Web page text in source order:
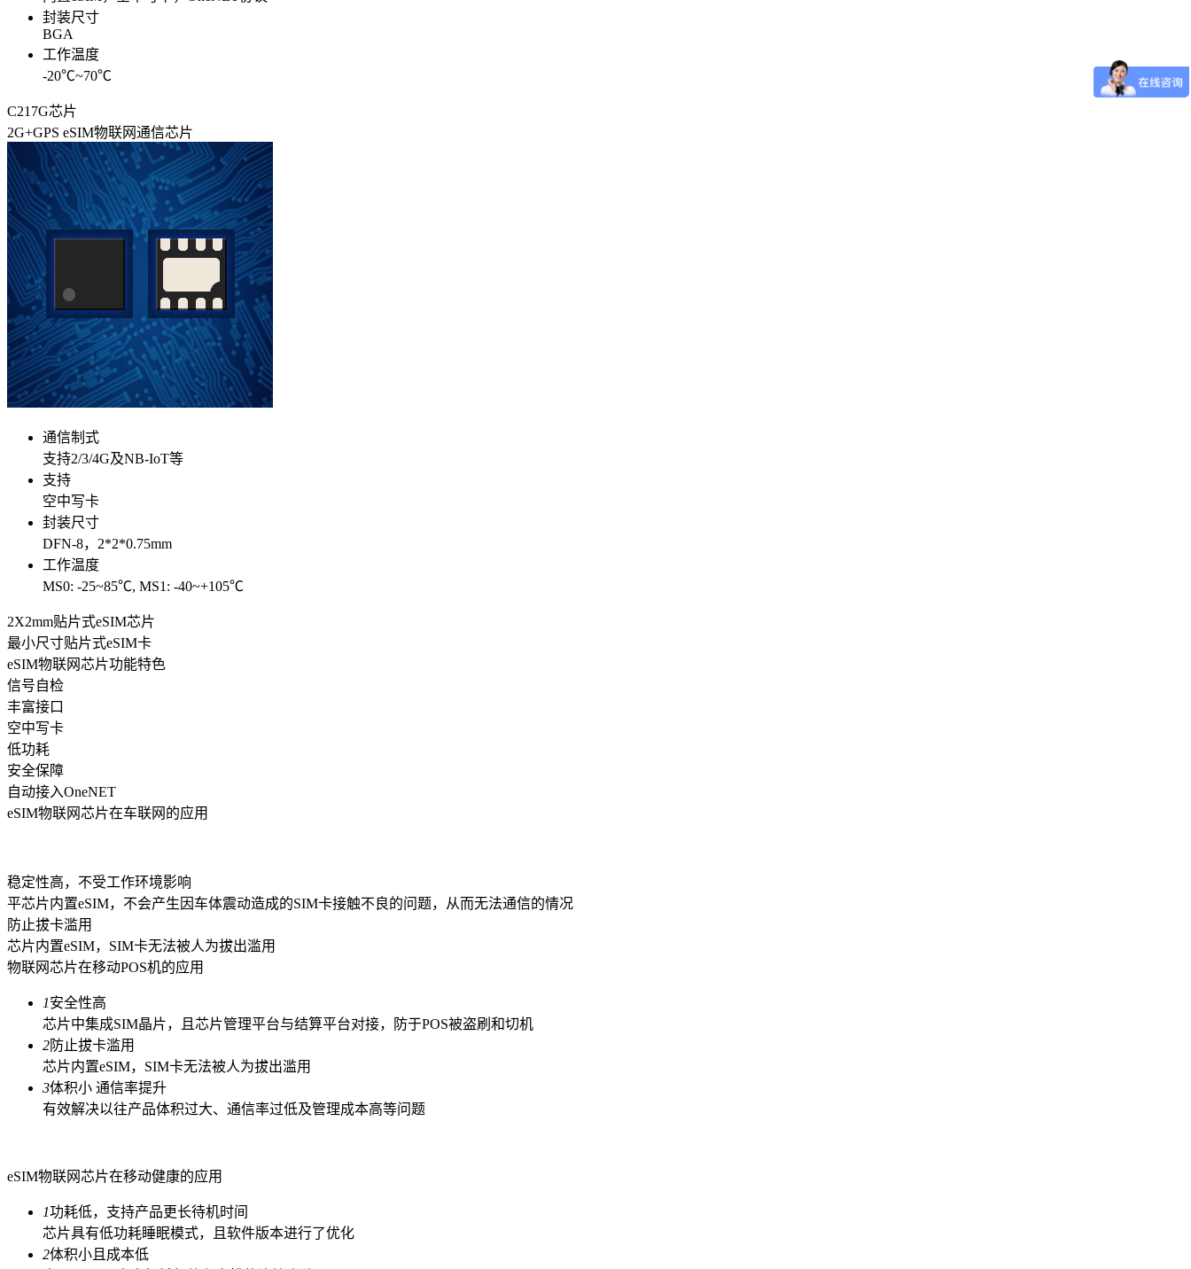
封装尺寸
BGA
工作温度
-20℃~70℃
C217G芯片
2G+GPS eSIM物联网通信芯片
通信制式
支持2/3/4G及NB-IoT等
支持
空中写卡
封装尺寸
DFN-8，2*2*0.75mm
工作温度
MS0: -25~85℃, MS1: -40~+105℃
2X2mm贴片式eSIM芯片
最小尺寸贴片式eSIM卡
eSIM物联网芯片功能特色
信号自检
丰富接口
空中写卡
低功耗
安全保障
自动接入OneNET
eSIM物联网芯片在车联网的应用
稳定性高，不受工作环境影响
平芯片内置eSIM，不会产生因车体震动造成的SIM卡接触不良的问题，从而无法通信的情况
防止拔卡滥用
芯片内置eSIM，SIM卡无法被人为拔出滥用
物联网芯片在移动POS机的应用
1安全性高
芯片中集成SIM晶片，且芯片管理平台与结算平台对接，防于POS被盗刷和切机
2防止拔卡滥用
芯片内置eSIM，SIM卡无法被人为拔出滥用
3体积小 通信率提升
有效解决以往产品体积过大、通信率过低及管理成本高等问题
eSIM物联网芯片在移动健康的应用
1功耗低，支持产品更长待机时间
芯片具有低功耗睡眠模式，且软件版本进行了优化
2体积小且成本低